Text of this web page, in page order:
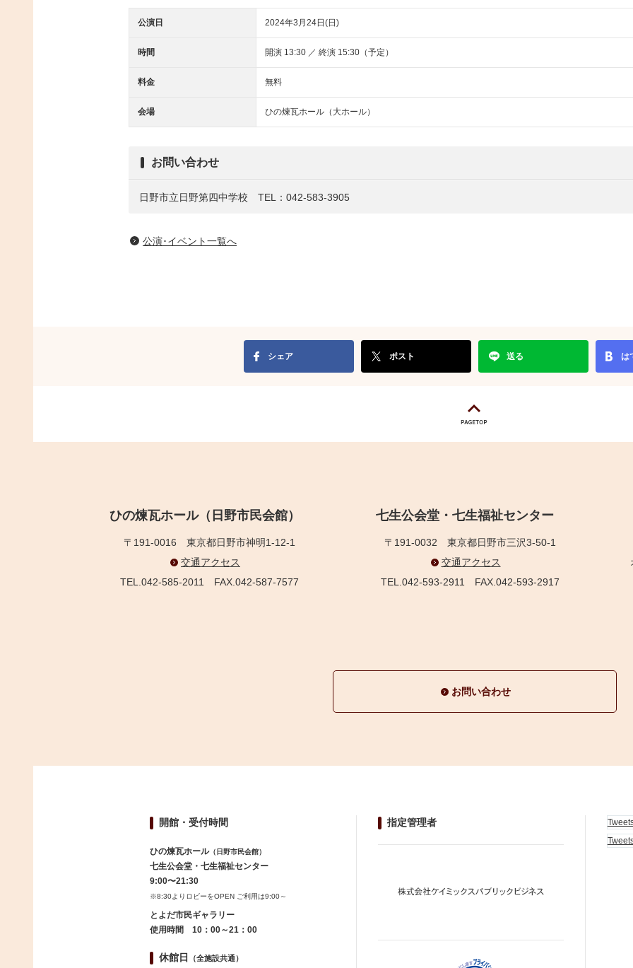
公演日 2024年3月24日(日)
時間 開演 13:30 ／ 終演 15:30（予定）
料金 無料
会場 ひの煉瓦ホール（大ホール）
お問い合わせ
日野市立日野第四中学校 TEL：042-583-3905
公演･イベント一覧へ
シェア ポスト 送る は
ひの煉瓦ホール（日野市民会館）
〒191-0016 東京都日野市神明1-12-1
交通アクセス
TEL.042-585-2011 FAX.042-587-7577
七生公会堂・七生福祉センター
〒191-0032 東京都日野市三沢3-50-1
交通アクセス
TEL.042-593-2911 FAX.042-593-2917
お問い合わせ
開館・受付時間
ひの煉瓦ホール（日野市民会館）
七生公会堂・七生福祉センター
9:00〜21:30
※8:30よりロビーをOPEN ご利用は9:00～
とよだ市民ギャラリー
使用時間 10：00～21：00
休館日 （全施設共通）
指定管理者